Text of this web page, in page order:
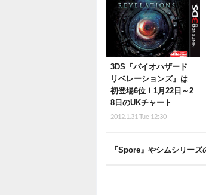
3DS『バイオハザード
リベレーションズ』は
初登場6位！1月22日～2
8日のUKチャート
2012.1.31 Tue 12:30
『Spore』やシムシリー